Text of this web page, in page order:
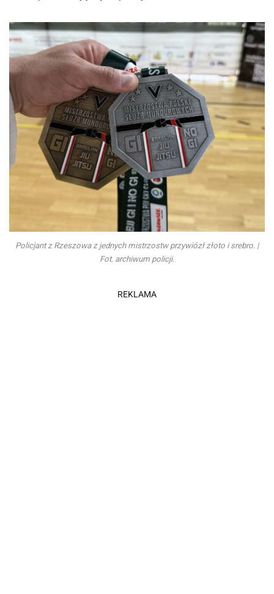
Policjant z Rzeszowa z jednych mistrzostw przywiózł złoto i srebro. |
Fot. archiwum policji.
REKLAMA